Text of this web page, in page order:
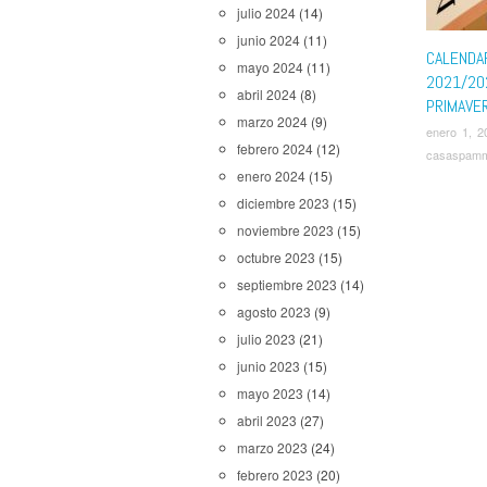
julio 2024 (14)
junio 2024 (11)
mayo 2024 (11)
abril 2024 (8)
marzo 2024 (9)
febrero 2024 (12)
enero 2024 (15)
diciembre 2023 (15)
noviembre 2023 (15)
octubre 2023 (15)
septiembre 2023 (14)
agosto 2023 (9)
julio 2023 (21)
junio 2023 (15)
mayo 2023 (14)
abril 2023 (27)
marzo 2023 (24)
febrero 2023 (20)
2021/
enero 1,
Outlander
Wolves,
Sequía,
Super
The
Street